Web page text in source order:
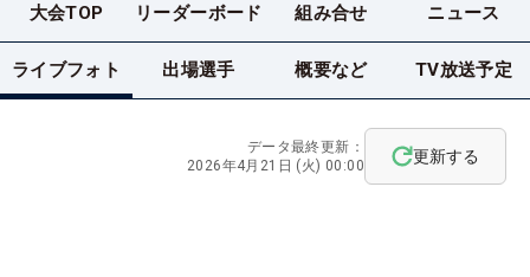
大会TOP リーダーボード 組み合せ ニュース
ライブフォト 出場選手 概要など TV放送予定
データ最終更新：
2026年4月21日 (火) 00:00
更新する